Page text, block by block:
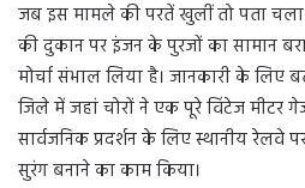
जब इस मामले की परतें खुलीं तो पता
की दुकान पर इंजन के पुरजों का सामान
मोर्चा संभाल लिया है। जानकारी के लिए
जिले में जहां चोरों ने एक पूरे विंटेज मीटर
सार्वजनिक प्रदर्शन के लिए स्थानीय रेलवे
सुरंग बनाने का काम किया।